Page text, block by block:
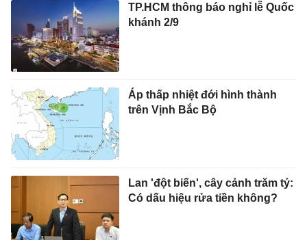
TP.HCM thông báo nghỉ lễ Quốc
khánh 2/9
Áp thấp nhiệt đới hình thành
trên Vịnh Bắc Bộ
Lan 'đột biến', cây cảnh trăm tỷ:
Có dấu hiệu rửa tiền không?